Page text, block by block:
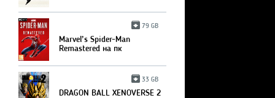
79 GB
Marvel’s Spider-Man
Remastered на пк
33 GB
DRAGON BALL XENOVERSE 2